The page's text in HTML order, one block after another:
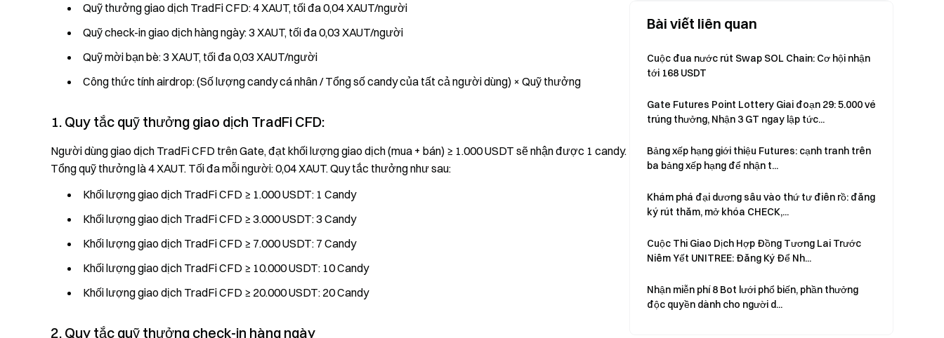
Quỹ thưởng giao dịch TradFi CFD: 4 XAUT, tối đa 0,04 XAUT/người
Quỹ check-in giao dịch hàng ngày: 3 XAUT, tối đa 0,03 XAUT/người
Quỹ mời bạn bè: 3 XAUT, tối đa 0,03 XAUT/người
Công thức tính airdrop: (Số lượng candy cá nhân / Tổng số candy của tất cả người dùng) × Quỹ thưởng
1. Quy tắc quỹ thưởng giao dịch TradFi CFD:
Người dùng giao dịch TradFi CFD trên Gate, đạt khối lượng giao dịch (mua + bán) ≥ 1.000 USDT sẽ nhận được 1 candy.
Tổng quỹ thưởng là 4 XAUT. Tối đa mỗi người: 0,04 XAUT. Quy tắc thưởng như sau:
Khối lượng giao dịch TradFi CFD ≥ 1.000 USDT: 1 Candy
Khối lượng giao dịch TradFi CFD ≥ 3.000 USDT: 3 Candy
Khối lượng giao dịch TradFi CFD ≥ 7.000 USDT: 7 Candy
Khối lượng giao dịch TradFi CFD ≥ 10.000 USDT: 10 Candy
Khối lượng giao dịch TradFi CFD ≥ 20.000 USDT: 20 Candy
2. Quy tắc quỹ thưởng check-in hàng ngày
Bài viết liên quan
Cuộc đua nước rút Swap SOL Chain: Cơ hội nhận
tới 168 USDT
Gate Futures Point Lottery Giai đoạn 29: 5.000 vé
trúng thưởng, Nhận 3 GT ngay lập tức...
Bảng xếp hạng giới thiệu Futures: cạnh tranh trên
ba bảng xếp hạng để nhận t...
Khám phá đại dương sâu vào thứ tư điên rồ: đăng
ký rút thăm, mở khóa CHECK,...
Cuộc Thi Giao Dịch Hợp Đồng Tương Lai Trước
Niêm Yết UNITREE: Đăng Ký Để Nh...
Nhận miễn phí 8 Bot lưới phổ biến, phần thưởng
độc quyền dành cho người d...